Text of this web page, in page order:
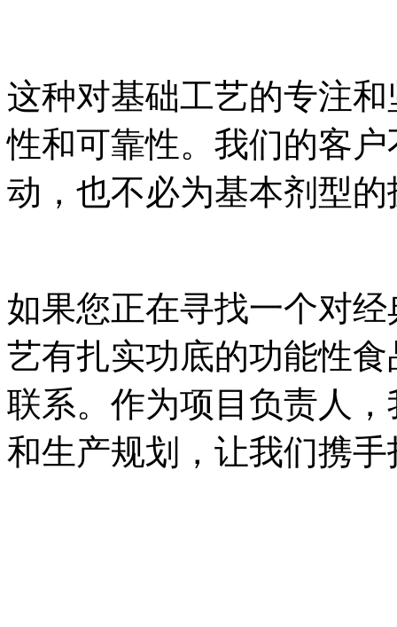
这种对基础工艺的专注
性和可靠性。我们的客
动，也不必为基本剂型
如果您正在寻找一个对
艺有扎实功底的功能性
联系。作为项目负责人
和生产规划，让我们携